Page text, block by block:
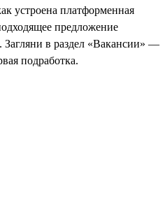
устроена платформенная
предложение
Загляни в раздел «Вакансии» —
подработка.